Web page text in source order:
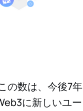
の数は、今後7年
に新しいユー